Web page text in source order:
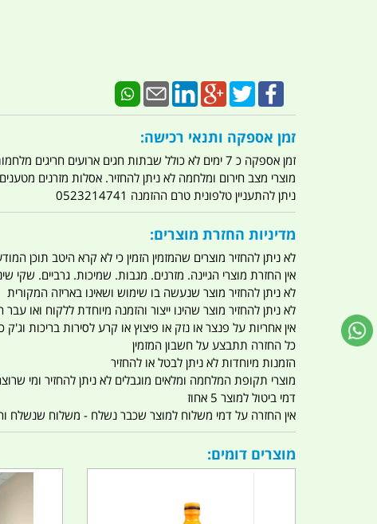
זמן אספקה ותנאי רכישה:
זמן אספקה כ 7 ימים לא כולל שבתות חגים ארועים חריגים מלחמות מגפה מתקפת טרור מתקפת מחשבים
מוצרי מצב חירום ומלחמה לא ניתן להחזיר. אסלות מזרנים
ניתן להתעניין טלפונית טרם ההזמנה 0523214741
מדיניות החזרת מוצרים:
לא ניתן להחזיר מוצרים שהמזמין הזמין כי לא קרא היטב תוכן
אין החזרת מוצרי הגיינה. מזרנים. מגבות. שמיכות. גרביים. שקי
לא ניתן להחזיר מוצר שנעשה בו שימוש ושאינו באריזה המקורית
לא ניתן להחזיר מוצר שהינו ייצור והזמנה מיוחדת ללקוח ואו
אין אחריות על פנצר או נזק או פיצוץ או קרע לסירות בריכות וג'ק
כל החזרה תתבצע על חשבון המזמין
הזמנות מיוחדות לא ניתן לבטל או להחזיר
מוצרי תקופת המלחמה ומלאים מוגבלים לא ניתן להחזיר ומי
דמי ביטול למוצר 5 אחוז
אין החזרה על דמי משלוח למוצר שכבר נשלח - משלוח שנשלח
מוצרים דומים: